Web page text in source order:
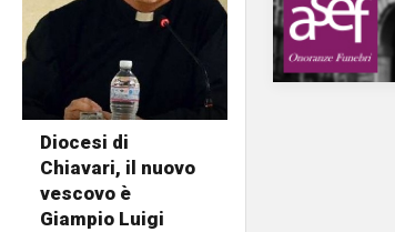
Diocesi di
Chiavari, il nuovo
vescovo è
Giampio Luigi